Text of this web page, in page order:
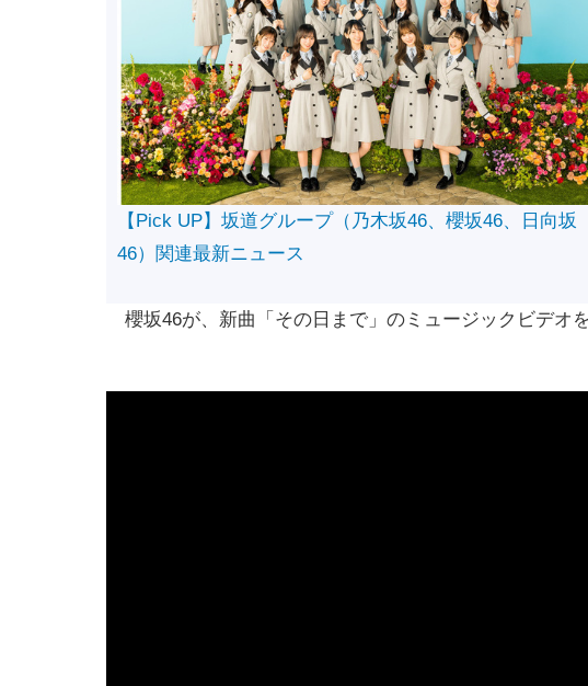
【Pick UP】坂道グループ（乃木坂46、櫻坂46、日向坂
46）関連最新ニュース
櫻坂46が、新曲「その日まで」のミュージックビデオ